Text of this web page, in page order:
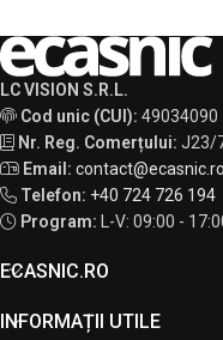
LC VISION S.R.L.
Cod unic (CUI): 49034090
Nr. Reg. Comerțului: J23/
Email: contact@ecasnic.ro
Telefon: +40 724 726 194
Program:
L-V: 09:00 -
ECASNIC.RO
INFORMAȚII UTILE